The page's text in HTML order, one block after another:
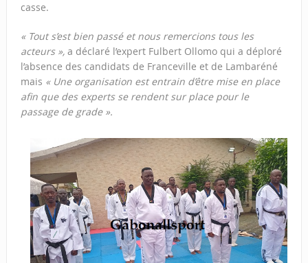
casse.
« Tout s’est bien passé et nous remercions tous les
acteurs »,a déclaré l’expert Fulbert Ollomo qui a déploré
l’absence des candidats de Franceville et de Lambaréné
mais « Une organisation est entrain d’être mise en place
afin que des experts se rendent sur place pour le
passage de grade ».